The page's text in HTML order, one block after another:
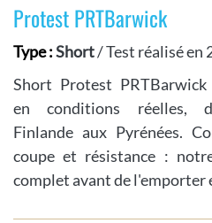
Protest PRTBarwick
Type :Short/ Test réalisé en
Short Protest
en conditions réelles,
Finlande aux Pyrénées.
coupe et résistance :
complet avant de l'emporter